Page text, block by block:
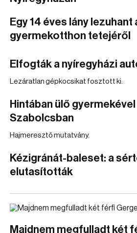
Egy 14 éves lány lezuhant
gyermekotthon tetejéről
Elfogták a nyíregyházi
Lezáratlan gépkocsikat fosztott ki.
Hintában ülő
Szabolcsban
Hajmeresztő mutatvány.
Kézigránát-baleset: a
elutasították
Majdnem megfulladt két